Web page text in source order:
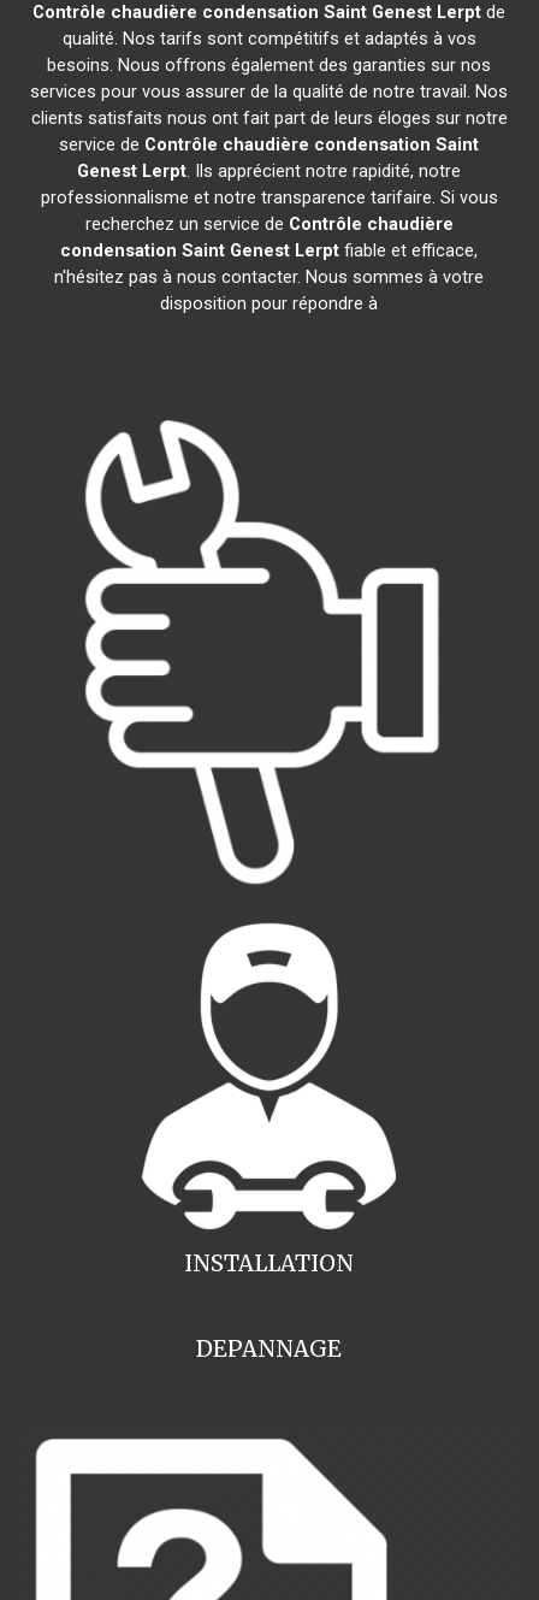
Contrôle chaudière condensation Saint Genest Lerpt de
qualité. Nos tarifs sont compétitifs et adaptés à vos
besoins. Nous offrons également des garanties sur nos
services pour vous assurer de la qualité de notre travail. Nos
clients satisfaits nous ont fait part de leurs éloges sur notre
service de Contrôle chaudière condensation Saint
Genest Lerpt. Ils apprécient notre rapidité, notre
professionnalisme et notre transparence tarifaire. Si vous
recherchez un service de Contrôle chaudière
condensation Saint Genest Lerpt fiable et efficace,
n'hésitez pas à nous contacter. Nous sommes à votre
disposition pour répondre à
INSTALLATION
DEPANNAGE